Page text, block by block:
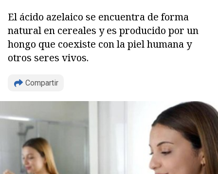
El ácido azelaico se encuentra de forma
natural en cereales y es producido por un
hongo que coexiste con la piel humana y
otros seres vivos.
Compartir